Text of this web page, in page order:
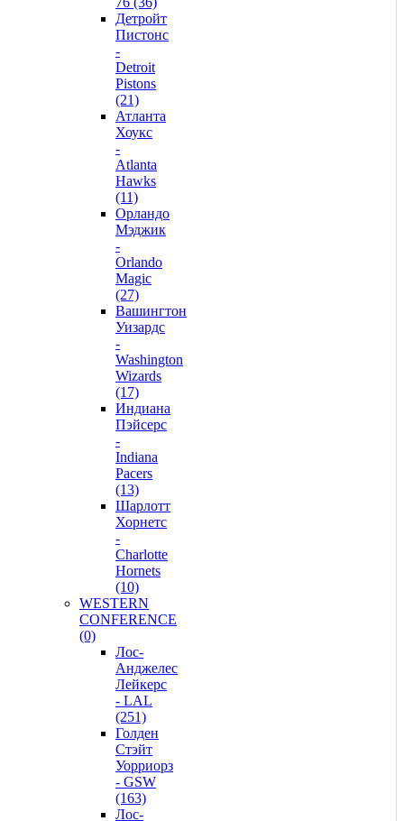
Детройт
Пистонс
-
Detroit
Pistons
(21)
Атланта
Хоукс
-
Atlanta
Hawks
(11)
Орландо
Мэджик
-
Orlando
Magic
(27)
Вашингтон
Уизардс
-
Washington
Wizards
(17)
Индиана
Пэйсерс
-
Indiana
Pacers
(13)
Шарлотт
Хорнетс
-
Charlotte
Hornets
(10)
WESTERN
CONFERENCE
(0)
Лос-
Анджелес
Лейкерс
- LAL
(251)
Голден
Стэйт
Уорриорз
- GSW
(163)
Лос-